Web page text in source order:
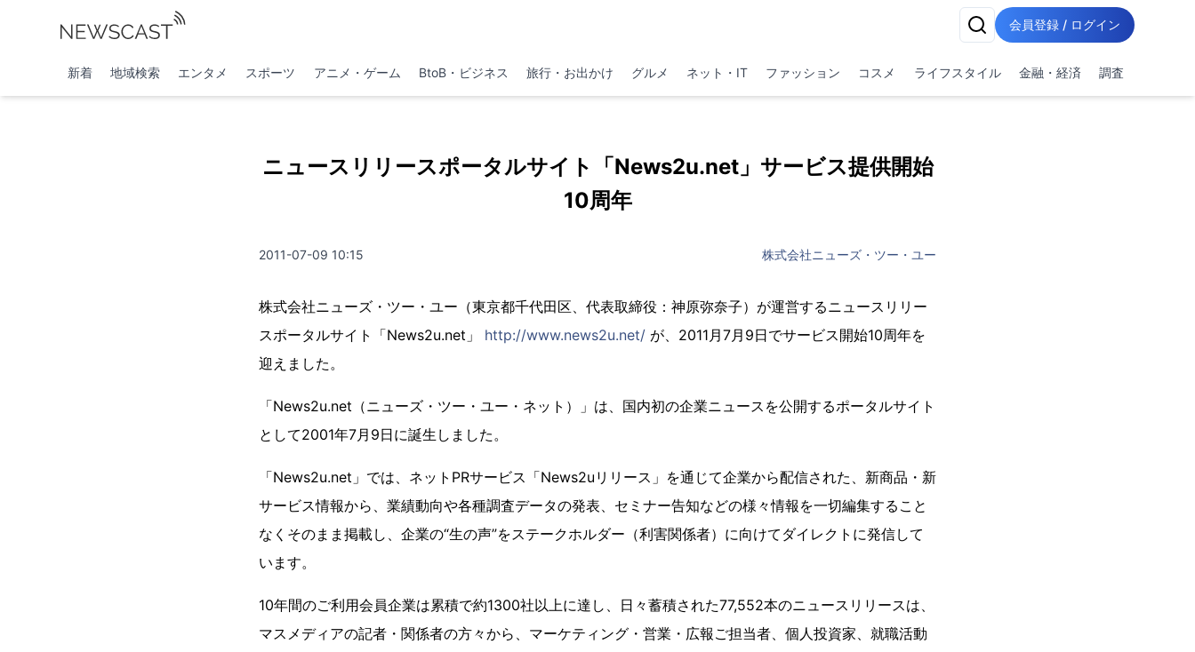
会員登録 / ログイン
新着 地域検索 エンタメ スポーツ アニメ・ゲーム BtoB・ビジネス 旅行・お出かけ グルメ ネット・IT ファッション コスメ ライフスタイル 金融・経済 調査
ニュースリリースポータルサイト「News2u.net」サービス提供開始
10周年
2011-07-09 10:15 株式会社ニューズ・ツー・ユー
株式会社ニューズ・ツー・ユー（東京都千代田区、代表取締役：神原弥奈子）が運営するニュースリリー
スポータルサイト「News2u.net」 http://www.news2u.net/ が、2011月7月9日でサービス開始10周年を
迎えました。
「News2u.net（ニューズ・ツー・ユー・ネット）」は、国内初の企業ニュースを公開するポータルサイト
として2001年7月9日に誕生しました。
「News2u.net」では、ネットPRサービス「News2uリリース」を通じて企業から配信された、新商品・新
サービス情報から、業績動向や各種調査データの発表、セミナー告知などの様々情報を一切編集すること
なくそのまま掲載し、企業の“生の声”をステークホルダー（利害関係者）に向けてダイレクトに発信して
います。
10年間のご利用会員企業は累積で約1300社以上に達し、日々蓄積された77,552本のニュースリリースは、
マスメディアの記者・関係者の方々から、マーケティング・営業・広報ご担当者、個人投資家、就職活動